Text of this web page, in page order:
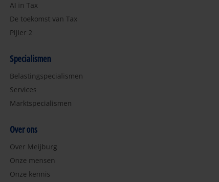
AI in Tax
De toekomst van Tax
Pijler 2
Specialismen
Belastingspecialismen
Services
Marktspecialismen
Over ons
Over Meijburg
Onze mensen
Onze kennis